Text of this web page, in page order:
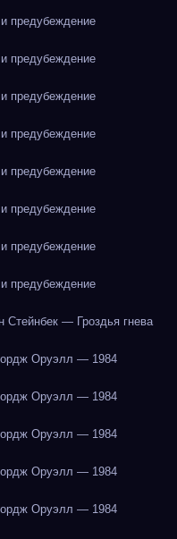
предубеждение
предубеждение
предубеждение
предубеждение
предубеждение
предубеждение
предубеждение
предубеждение
Стейнбек — Гроздья гнева
Оруэлл — 1984
Оруэлл — 1984
Оруэлл — 1984
Оруэлл — 1984
Оруэлл — 1984